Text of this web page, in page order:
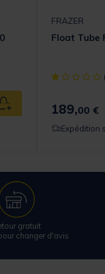
Ajouter au panier
FRAZER
Float Tube
[object
189,00 €
Expédition
gratuit
changer d'avis